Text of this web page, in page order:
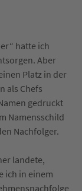
hatte ich
Aber
Platz in der
als Chefs
gedruckt
Namensschild
Nachfolger.
landete,
ich in einem